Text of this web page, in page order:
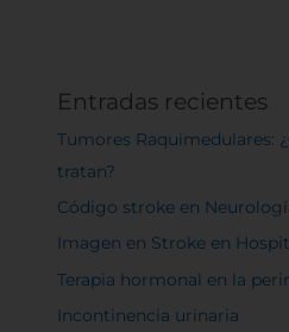
Entradas recientes
Tumores Raquimedulares:
tratan?
Código stroke en
Imagen en Stroke en
Terapia hormonal en la
Incontinencia urinaria